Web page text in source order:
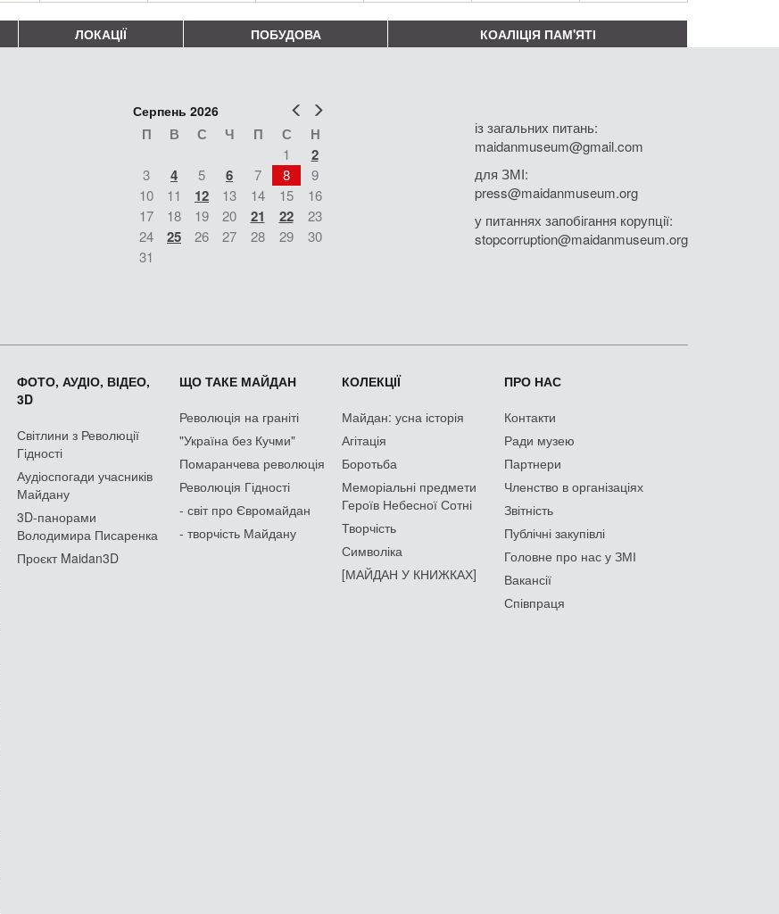
ЛОКАЦІЇ ПОБУДОВА КОАЛІЦІЯ ПАМ'ЯТІ
Попер
Серпень 2026
П В С Ч П С Н
1 2
3 4 5 6 7 8
9
10
11 12 13 14 15
16
17
18 19 20 21 22
23
24
25 26 27 28 29
30
31
із загальних питань:
maidanmuseum@gmail.com
для ЗМІ:
press@maidanmuseum.org
у питаннях запобігання корупції:
stopcorruption@maidanmuseum.org
ФОТО, АУДІО, ВІДЕО,
3D
Світлини з Революції
Гідності
Аудіоспогади учасників
Майдану
3D-панорами
Володимира Писаренка
Проєкт Maidan3D
ЩО ТАКЕ МАЙДАН
Революція на граніті
"Україна без Кучми"
Помаранчева революція
Революція Гідності
- світ про Євромайдан
- творчість Майдану
КОЛЕКЦІЇ
Майдан: усна історія
Агітація
Боротьба
Меморіальні предмети
Героїв Небесної Сотні
Творчість
Символіка
[МАЙДАН У КНИЖКАХ]
ПРО НАС
Контакти
Ради музею
Партнери
Членство в організаціях
Звітність
Публічні закупівлі
Головне про нас у ЗМІ
Вакансії
Співпраця